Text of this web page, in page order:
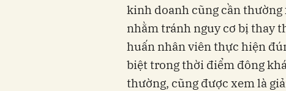
kinh doanh cũng cần
nhằm tránh nguy cơ bị thay
huấn nhân viên thực hiện
biệt trong thời điểm đông
thường, cũng được xem là